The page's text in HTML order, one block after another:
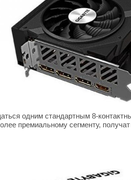
одним стандартным 8-
премиальному сегменту,